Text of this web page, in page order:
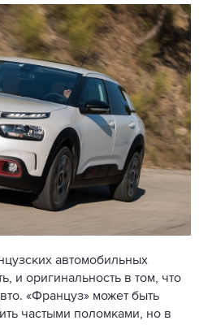
автомобильных
и оригинальность в том, что
«Француз» может быть
частыми поломками, но в